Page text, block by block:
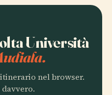
Università
nel browser.